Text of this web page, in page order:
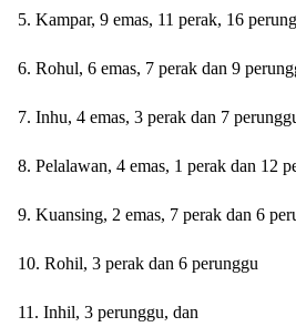
5. Kampar, 9 emas, 11 perak, 16
6. Rohul, 6 emas, 7 perak dan 9
7. Inhu, 4 emas, 3 perak dan 7
8. Pelalawan, 4 emas, 1 perak dan 12
9. Kuansing, 2 emas, 7 perak dan 6
10. Rohil, 3 perak dan 6 perunggu
11. Inhil, 3 perunggu, dan